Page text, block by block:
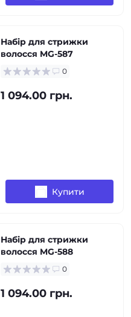
Набір для стрижки
волосся MG-587
0
1 094.00 грн.
Купити
Набір для стрижки
волосся MG-588
0
1 094.00 грн.